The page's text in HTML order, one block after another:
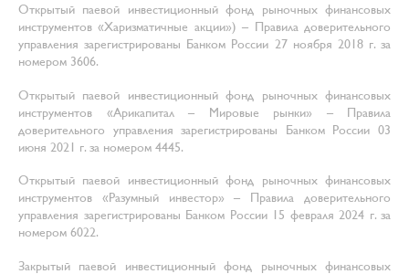
Открытый паевой инвестиционный фонд рыночных финансовых
инструментов «Харизматичные акции») – Правила доверительного
управления зарегистрированы Банком России 27 ноября 2018 г. за
номером 3606.
Открытый паевой инвестиционный фонд рыночных финансовых
инструментов «Арикапитал – Мировые рынки» – Правила
доверительного управления зарегистрированы Банком России 03
июня 2021 г. за номером 4445.
Открытый паевой инвестиционный фонд рыночных финансовых
инструментов «Разумный инвестор» – Правила доверительного
управления зарегистрированы Банком России 15 февраля 2024 г. за
номером 6022.
Закрытый паевой инвестиционный фонд рыночных финансовых